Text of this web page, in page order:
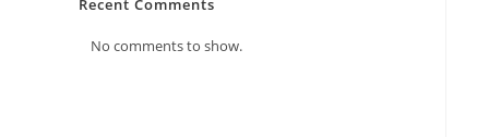
Recent Comments
No comments to show.